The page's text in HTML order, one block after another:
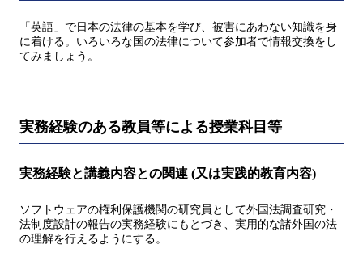
「英語」で日本の法律の基本を学び、被害にあわない知識を身
に着ける。いろいろな国の法律について参加者で情報交換をし
てみましょう。
実務経験のある教員等による授業科目等
実務経験と講義内容との関連 (又は実践的教育内容)
ソフトウェアの権利保護機関の研究員として外国法調査研究・
法制度設計の報告の実務経験にもとづき、実用的な諸外国の法
の理解を行えるようにする。